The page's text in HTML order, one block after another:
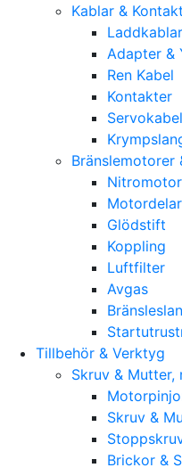
Kablar &
Laddkablar
Adapter &
Ren Kabel
Kontakter
Servokabel
Bränslemotorer
Motordelar
Glödstift
Koppling
Luftfilter
Avgas
Tillbehör & Verktyg
Skruv & Mutter,
Skruv &
Brickor &